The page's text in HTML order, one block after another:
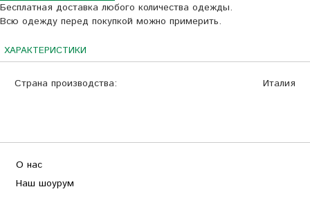
Бесплатная доставка любого количества одежды.
Всю одежду перед покупкой можно примерить.
ХАРАКТЕРИСТИКИ
Страна производства: Италия
О нас
Наш шоурум